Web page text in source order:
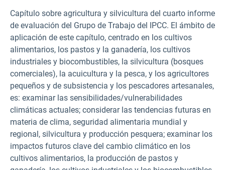
Capítulo sobre agricultura y silvicultura del cuarto informe
de evaluación del Grupo de Trabajo del IPCC. El ámbito de
aplicación de este capítulo, centrado en los cultivos
alimentarios, los pastos y la ganadería, los cultivos
industriales y biocombustibles, la silvicultura (bosques
comerciales), la acuicultura y la pesca, y los agricultores
pequeños y de subsistencia y los pescadores artesanales,
es: examinar las sensibilidades/vulnerabilidades
climáticas actuales; considerar las tendencias futuras en
materia de clima, seguridad alimentaria mundial y
regional, silvicultura y producción pesquera; examinar los
impactos futuros clave del cambio climático en los
cultivos alimentarios, la producción de pastos y